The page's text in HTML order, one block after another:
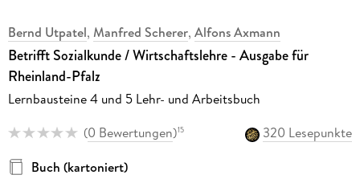
Bernd Utpatel, Manfred Scherer, Alfons Axmann
Betrifft Sozialkunde / Wirtschaftslehre - Ausgabe für
Rheinland-Pfalz
Lernbausteine 4 und 5 Lehr- und Arbeitsbuch
(0 Bewertungen)15
320 Lesepunkte
Buch (kartoniert)